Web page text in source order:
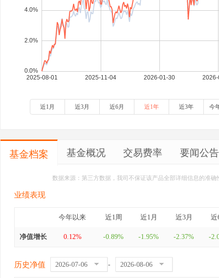
近1月 近3月 近6月 近1年 近3年 今
基金档案 基金概况 交易费率 要闻公告
数据来源：第三方数据，我司不保证该产品全部详细信息的准
业绩表现
今年以来 近1周 近1月 近3月 近
净值增长 0.12% -0.89% -1.95% -2.37% -
历史净值 -